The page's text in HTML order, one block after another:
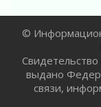
Жителям
действовать
02 августа 2026
В
граждан
02 августа 2026
©
выдано
связи,